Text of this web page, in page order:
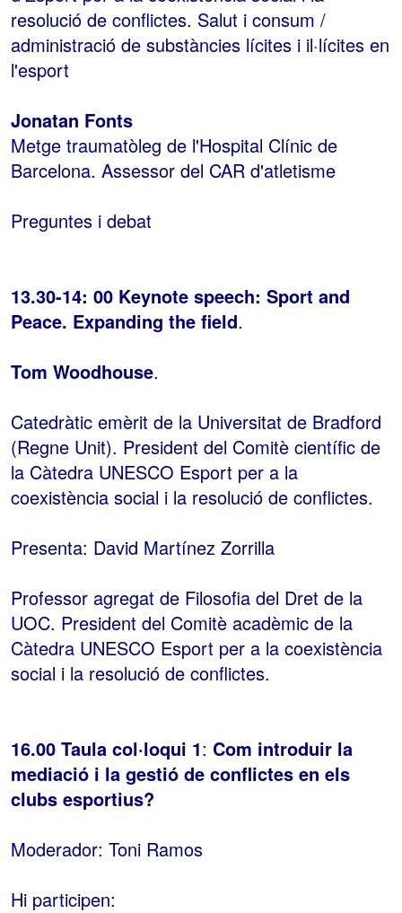
resolució de conflictes. Salut i consum /
administració de substàncies lícites i il·lícites en
l'esport
Jonatan Fonts
Metge traumatòleg de l'Hospital Clínic de
Barcelona. Assessor del CAR d'atletisme
Preguntes i debat
13.30-14: 00 Keynote speech: Sport and
Peace. Expanding the field.
Tom Woodhouse.
Catedràtic emèrit de la Universitat de Bradford
(Regne Unit). President del Comitè científic de
la Càtedra UNESCO Esport per a la
coexistència social i la resolució de conflictes.
Presenta: David Martínez Zorrilla
Professor agregat de Filosofia del Dret de la
UOC. President del Comitè acadèmic de la
Càtedra UNESCO Esport per a la coexistència
social i la resolució de conflictes.
16.00 Taula col·loqui 1: Com introduir la
mediació i la gestió de conflictes en els
clubs esportius?
Moderador: Toni Ramos
Hi participen: